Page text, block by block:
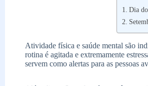
Dia
Atividade física e saúde mental são
rotina é agitada e extremamente
servem como alertas para as pessoas